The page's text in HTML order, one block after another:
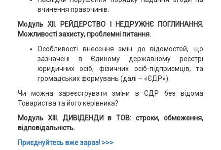
вчинення правочинів.
Модуль XII. РЕЙДЕРСТВО І НЕДРУЖНЄ ПОГЛИНАННЯ.
Можливості захисту, проблемні питання.
Особливості внесення змін до відомостей, що
зазначені в Єдиному державному реєстрі
юридичних осіб, фізичних осіб-підприємців, та
громадських формувань (далі – «ЄДР»).
Чи можна зареєструвати зміни в ЄДР без відома
Товариства та його керівника?
Модуль XIII. ДИВІДЕНДИ в ТОВ: строки, обмеження,
відповідальність.
Приєднуйтесь вже зараз! >>>